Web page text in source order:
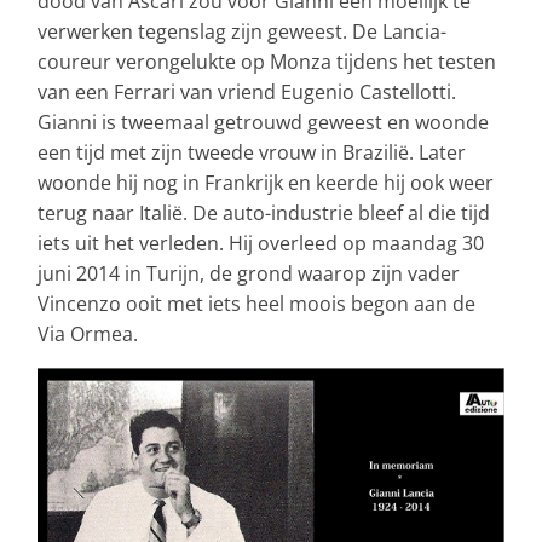
verwerken tegenslag zijn geweest. De Lancia-
coureur verongelukte op Monza tijdens het testen
van een Ferrari van vriend Eugenio Castellotti.
Gianni is tweemaal getrouwd geweest en woonde
een tijd met zijn tweede vrouw in Brazilië. Later
woonde hij nog in Frankrijk en keerde hij ook weer
terug naar Italië. De auto-industrie bleef al die tijd
iets uit het verleden. Hij overleed op maandag 30
juni 2014 in Turijn, de grond waarop zijn vader
Vincenzo ooit met iets heel moois begon aan de
Via Ormea.